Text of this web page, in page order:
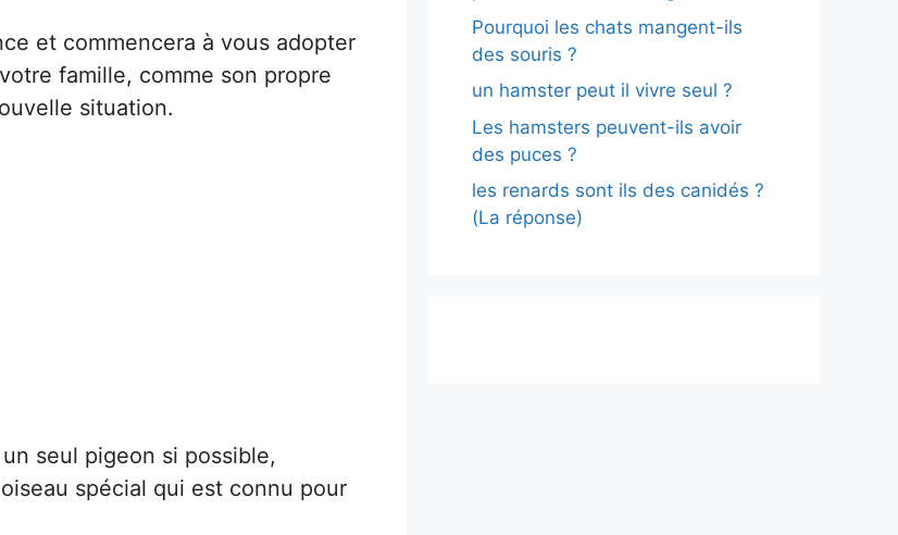
et commencera à vous adopter
famille, comme son propre
situation.
seul pigeon si possible,
spécial qui est connu pour
Pourquoi les chats mangent-ils
des souris ?
un hamster peut il vivre seul ?
Les hamsters peuvent-ils avoir
des puces ?
les renards sont ils des canidés ?
(La réponse)